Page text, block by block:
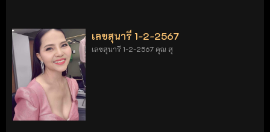
เลขสุนารี 1-2-2567
เลขสุนารี 1-2-2567 คุณ สุ